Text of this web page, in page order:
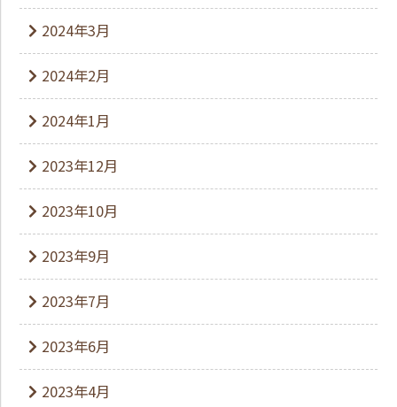
2024年3月
2024年2月
2024年1月
2023年12月
2023年10月
2023年9月
2023年7月
2023年6月
2023年4月